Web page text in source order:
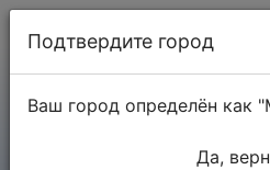
Подтвердите город
Ваш город определён как
Да,